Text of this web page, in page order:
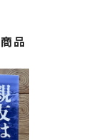
品